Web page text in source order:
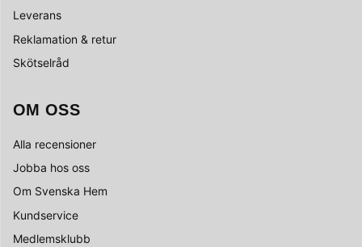
Leverans
Reklamation & retur
Skötselråd
OM OSS
Alla recensioner
Jobba hos oss
Om Svenska Hem
Kundservice
Medlemsklubb